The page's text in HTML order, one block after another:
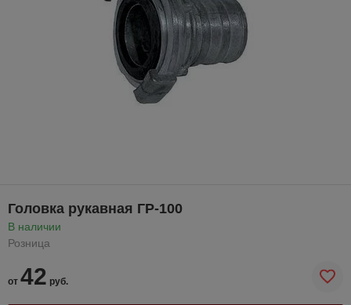
Головка рукавная ГР-100
В наличии
Розница
от 42 руб.